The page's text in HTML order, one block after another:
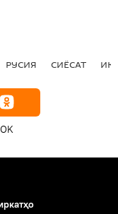
РУСИЯ СИЁСАТ
OK